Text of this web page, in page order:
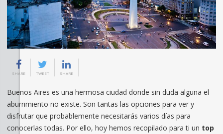
SHARE TWEET SHARE
Buenos Aires es una hermosa ciudad donde sin duda alguna el
aburrimiento no existe. Son tantas las opciones para ver y
disfrutar que probablemente necesitarás varios días para
conocerlas todas. Por ello, hoy hemos recopilado para ti un top